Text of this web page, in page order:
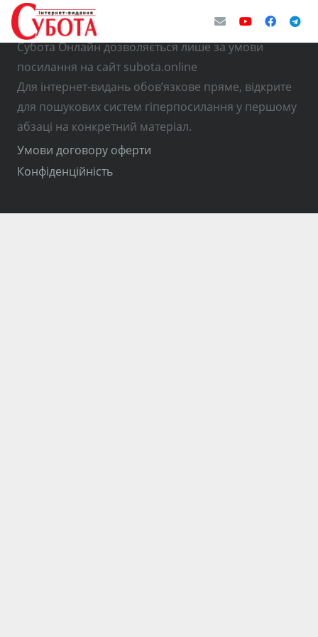
© Використання матеріалів з інтернет-видання
Субота Онлайн дозволяється лише за умови
посилання на сайт subota.online
Для інтернет-видань обов’язкове пряме, відкрите
для пошукових систем гіперпосилання у першому
абзаці на конкретний матеріал.
Умови договору оферти
Конфіденційність